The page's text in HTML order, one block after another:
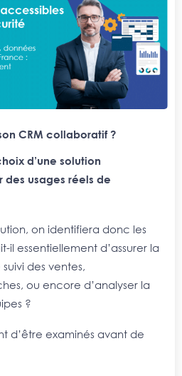
CRM collaboratif ?
d’une solution
usages réels de
on identifiera donc les
il essentiellement d’assurer la
des ventes,
ou encore d’analyser la
?
d’être examinés avant de